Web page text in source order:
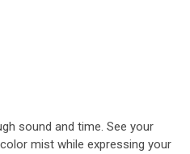
sound and time. See your
mist while expressing your